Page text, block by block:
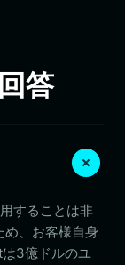
答
することは非
、お客様自身
3億ドルのユ